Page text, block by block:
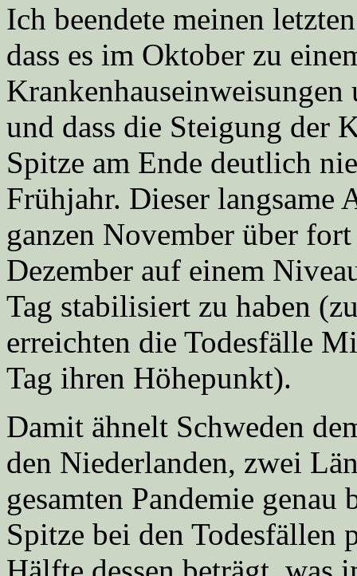
Ich beendete meinen
dass es im Oktober zu
und dass die Steigung der
Spitze am Ende deutlich
Frühjahr. Dieser langsame
ganzen November über
Dezember auf einem
Tag stabilisiert zu haben
erreichten die Todesfälle
Tag ihren Höhepunkt).
Damit ähnelt Schweden
den Niederlanden, zwei
gesamten Pandemie
Spitze bei den Todesfällen